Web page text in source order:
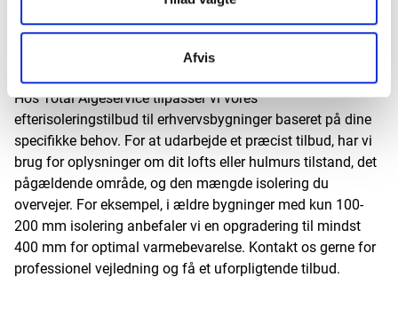
Afvis
Få en god pris på efterisolering til erhverv
Hos Total Algeservice tilpasser vi vores
efterisoleringstilbud til erhvervsbygninger baseret på dine
specifikke behov. For at udarbejde et præcist tilbud, har vi
brug for oplysninger om dit lofts eller hulmurs tilstand, det
pågældende område, og den mængde isolering du
overvejer. For eksempel, i ældre bygninger med kun 100-
200 mm isolering anbefaler vi en opgradering til mindst
400 mm for optimal varmebevarelse. Kontakt os gerne for
professionel vejledning og få et uforpligtende tilbud.